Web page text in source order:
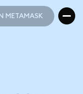
METAMASK